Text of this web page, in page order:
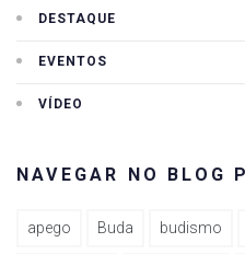
DESTAQUE
EVENTOS
VÍDEO
NAVEGAR NO BLOG
apego Buda budismo